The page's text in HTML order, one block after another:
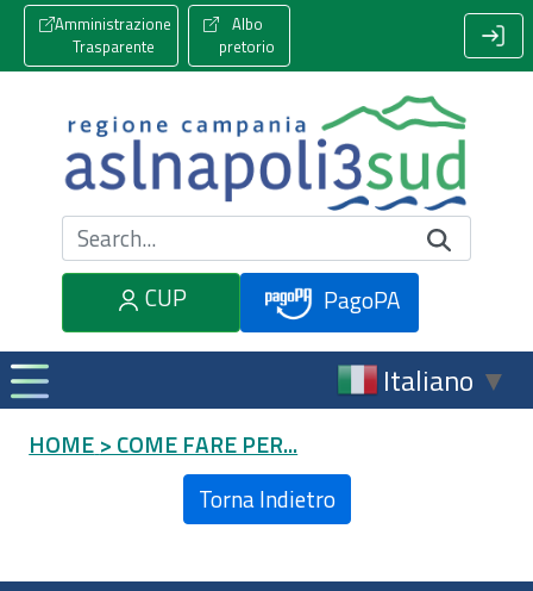
Amministrazione
Trasparente
Albo
pretorio
Cerca nel sito
CUP
PagoPA
Italiano ▼
HOME > COME FARE PER...
Torna Indietro